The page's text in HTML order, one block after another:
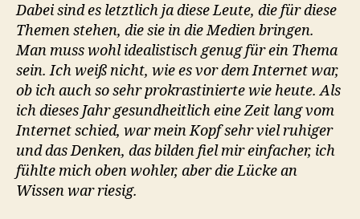
Dabei sind es letztlich ja diese Leute, die für diese
Themen stehen, die sie in die Medien bringen.
Man muss wohl idealistisch genug für ein Thema
sein. Ich weiß nicht, wie es vor dem Internet war,
ob ich auch so sehr prokrastinierte wie heute. Als
ich dieses Jahr gesundheitlich eine Zeit lang vom
Internet schied, war mein Kopf sehr viel ruhiger
und das Denken, das bilden fiel mir einfacher, ich
fühlte mich oben wohler, aber die Lücke an
Wissen war riesig.